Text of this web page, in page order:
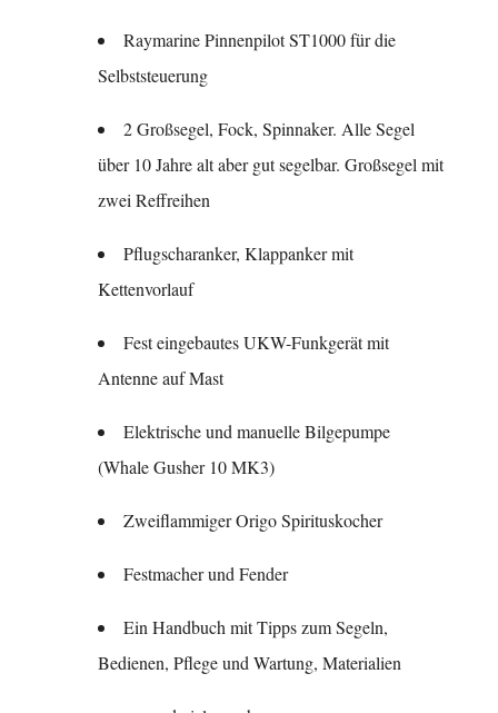
Raymarine Pinnenpilot ST1000 für die
Selbststeuerung
2 Großsegel, Fock, Spinnaker. Alle Segel
über 10 Jahre alt aber gut segelbar. Großsegel mit
zwei Reffreihen
Pflugscharanker, Klappanker mit
Kettenvorlauf
Fest eingebautes UKW-Funkgerät mit
Antenne auf Mast
Elektrische und manuelle Bilgepumpe
(Whale Gusher 10 MK3)
Zweiflammiger Origo Spirituskocher
Festmacher und Fender
Ein Handbuch mit Tipps zum Segeln,
Bedienen, Pflege und Wartung, Materialien